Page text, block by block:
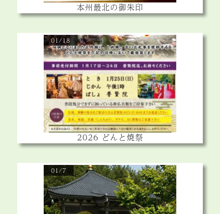
本州最北の御朱印
01/18
2026 どんと焼祭
01/7